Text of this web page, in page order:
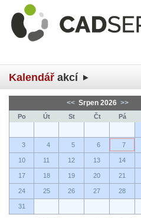
Kalendář akcí
<< Srpen 2026 >>
Po Út St Čt Pá
3 4 5 6 7
10 11 12 13 14
17 18 19 20 21
24 25 26 27 28
31